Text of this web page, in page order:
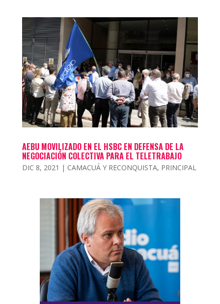
AEBU MOVILIZADO EN EL HSBC EN DEFENSA DE LA
NEGOCIACIÓN COLECTIVA PARA EL TELETRABAJO
DIC 8, 2021 | CAMACUÁ Y RECONQUISTA, PRINCIPAL